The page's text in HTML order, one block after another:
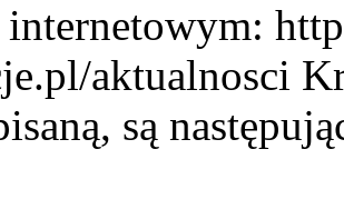
internetowym:
aktualnosci
są